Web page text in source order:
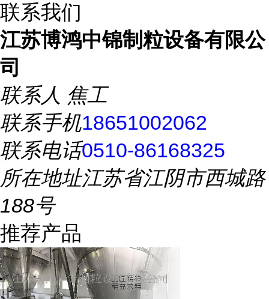
联系我们
江苏博鸿中锦制粒设备有限公
司
联系人 焦工
联系手机18651002062
联系电话0510-86168325
所在地址江苏省江阴市西城路
188号
推荐产品